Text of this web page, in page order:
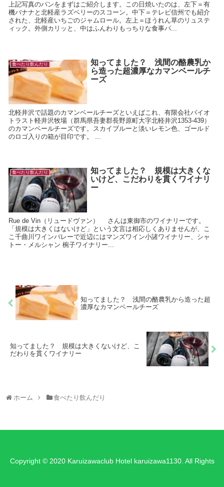
上記写真のパンをまずはご紹介します。この日焼いたのは、左下＝有
機バナナと北軽産ラズベリーのスコーン。中下＝テレビ信州でも紹介
された、北軽産いちごのジャムロール。左上＝ほうれん草のリュステ
ィック。外側カリッと、中はふんわりもっちりな食事パ...
食べたり飲んだり
知ってました？ 浅間の酪農乳か
ら造った超濃厚なカマンベールチ
ーズ
北軽井沢で話題のカマンベールチーズといえばこれ、有限会社バイオ
トラスト軽井沢牧場（群馬県吾妻郡長野原町大字北軽井沢1353-439）
のカマンベールチーズです。スカイブルーと淡いレモン色、ゴールド
のロゴ入りの箱が目印です。 ...
食べたり飲んだり
知ってました？ 規模は大きくな
いけど、こだわりを貫くワイナリ
ー
Rue de Vin（リュードヴァン） さんは東御市のワイナリーです。
「規模は大きくはないけど」という文言は相応しくありませんが、こ
こ千曲川ワインバレーで近辺にはマンズワイン小諸ワイナリー、シャ
トー・メルシャン 椀子ワイナリー...
知ってました？ 浅間の酪農乳から造った超
濃厚なカマンベールチーズ
知ってました？ 規模は大きくないけど、こ
だわりを貫くワイナリー
ホーム 食べたり飲んだり
Copyright © 2020 Karuizawaclub Hotel karuizawa1130. All Rights